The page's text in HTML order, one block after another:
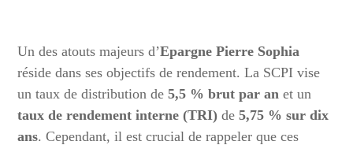
Un des atouts majeurs d’Epargne Pierre Sophia
réside dans ses objectifs de rendement. La SCPI vise
un taux de distribution de5,5 % brut par an et un
taux de rendement interne (TRI) de5,75 % sur dix
ans. Cependant, il est crucial de rappeler que ces